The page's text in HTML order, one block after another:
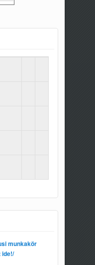
munkakör
ide!/